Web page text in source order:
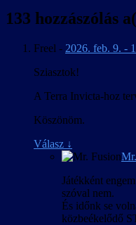
133 hozzászólás
Freel - 2026. feb. 9. -
Sziasztok!
A Terra Invicta-hoz
Köszönöm.
Válasz ↓
Játékként
szóval nem.
És időnk se
közbeékelődő